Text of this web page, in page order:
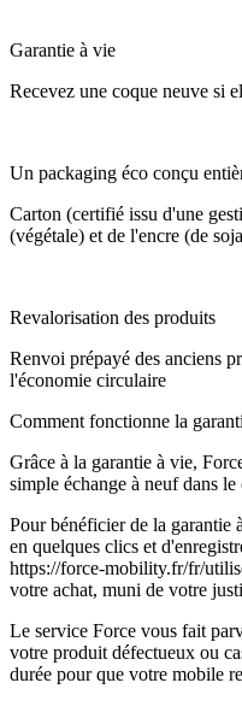
Garantie à vie
Recevez une coque neuve si
Un packaging éco conçu
Carton (certifié issu d'une
(végétale) et de l'encre (de
Revalorisation des produits
Renvoi prépayé des anciens
l'économie circulaire
Comment fonctionne la
Grâce à la garantie à vie,
simple échange à neuf dans
Pour bénéficier de la garantie
en quelques clics et
https://force-mobility.fr/fr/
votre achat, muni de votre
Le service Force vous fait
votre produit défectueux ou
durée pour que votre mobile